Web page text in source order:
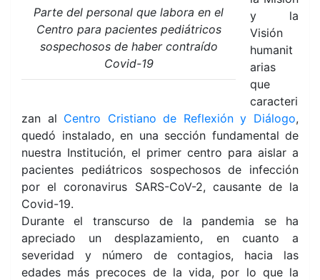
Parte del personal que labora en el
Centro para pacientes pediátricos
sospechosos de haber contraído
Covid-19
y la
Visión
humanit
arias
que
caracteri
zan al Centro Cristiano de Reflexión y Diálogo,
quedó instalado, en una sección fundamental de
nuestra Institución, el primer centro para aislar a
pacientes pediátricos sospechosos de infección
por el coronavirus SARS-CoV-2, causante de la
Covid-19.
Durante el transcurso de la pandemia se ha
apreciado un desplazamiento, en cuanto a
severidad y número de contagios, hacia las
edades más precoces de la vida, por lo que la